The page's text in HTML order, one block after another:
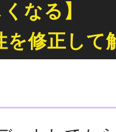
なる】
修正して